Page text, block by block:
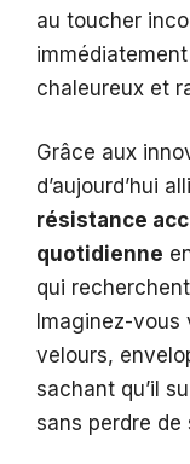
au toucher
chaleureux et
Grâce aux
d’aujourd’hui
résistance
quotidienne
qui
Imaginez-
velours,
sachant qu’il
sans perdre de